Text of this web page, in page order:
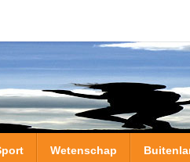
Wetenschap